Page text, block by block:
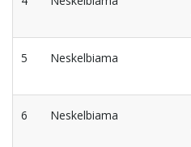
5 Neskelbiama
6 Neskelbiama